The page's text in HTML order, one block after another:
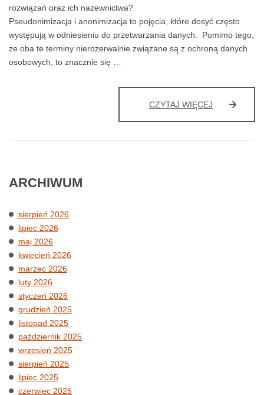
rozwiązań oraz ich nazewnictwa?
Pseudonimizacja i anonimizacja to pojęcia, które dosyć często
występują w odniesieniu do przetwarzania danych. Pomimo tego,
że oba te terminy nierozerwalnie związane są z ochroną danych
osobowych, to znacznie się …
CZYTAJ WIĘCEJ
ARCHIWUM
sierpień 2026
lipiec 2026
maj 2026
kwiecień 2026
marzec 2026
luty 2026
styczeń 2026
grudzień 2025
listopad 2025
październik 2025
wrzesień 2025
sierpień 2025
lipiec 2025
czerwiec 2025